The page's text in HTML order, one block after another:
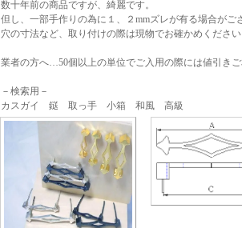
数十年前の商品ですが、綺麗です。
但し、一部手作りの為に１、２mmズレが有る場合がご
穴の寸法など、取り付けの際は現物でお確かめください
業者の方へ…50個以上の単位でご入用の際には値引き
－検索用－
カスガイ 鎹 取っ手 小箱 和風 高級